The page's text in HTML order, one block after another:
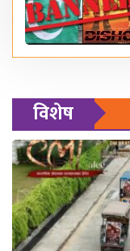
विशेष